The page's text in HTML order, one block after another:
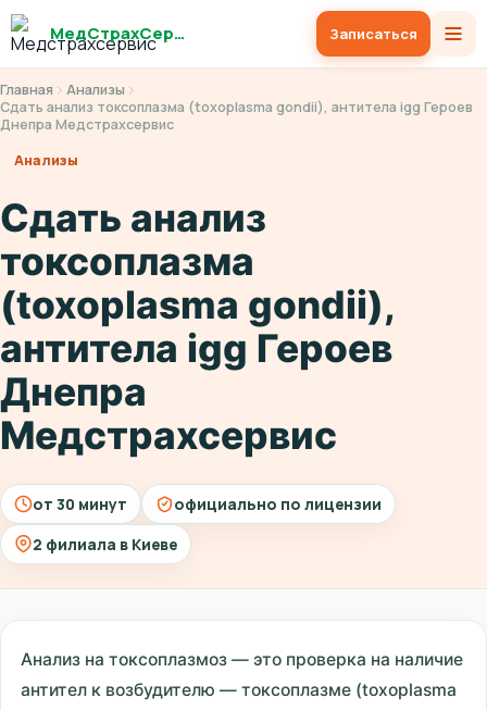
МедСтрахСервис Записаться
Главная
Анализы
Сдать анализ токсоплазма (toxoplasma gondii), антитела igg Героев
Днепра Медстрахсервис
Анализы
Сдать анализ
токсоплазма
(toxoplasma gondii),
антитела igg Героев
Днепра
Медстрахсервис
от 30 минут
официально по лицензии
2 филиала в Киеве
Анализ на токсоплазмоз — это проверка на наличие
антител к возбудителю — токсоплазме (toxoplasma